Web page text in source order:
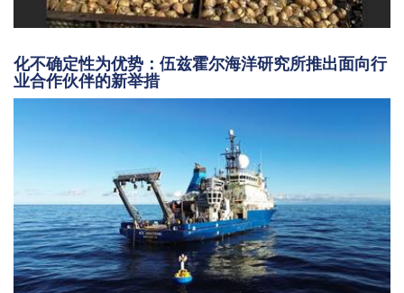
化不确定性为优势：伍兹霍尔海洋研究所推出面向行
业合作伙伴的新举措